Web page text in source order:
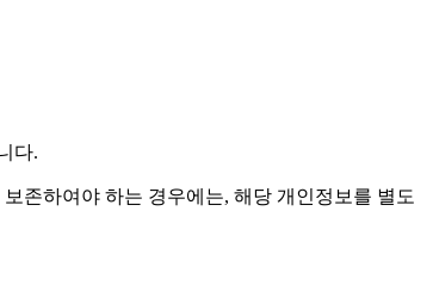
다.
존하여야 하는 경우에는, 해당 개인정보를 별도